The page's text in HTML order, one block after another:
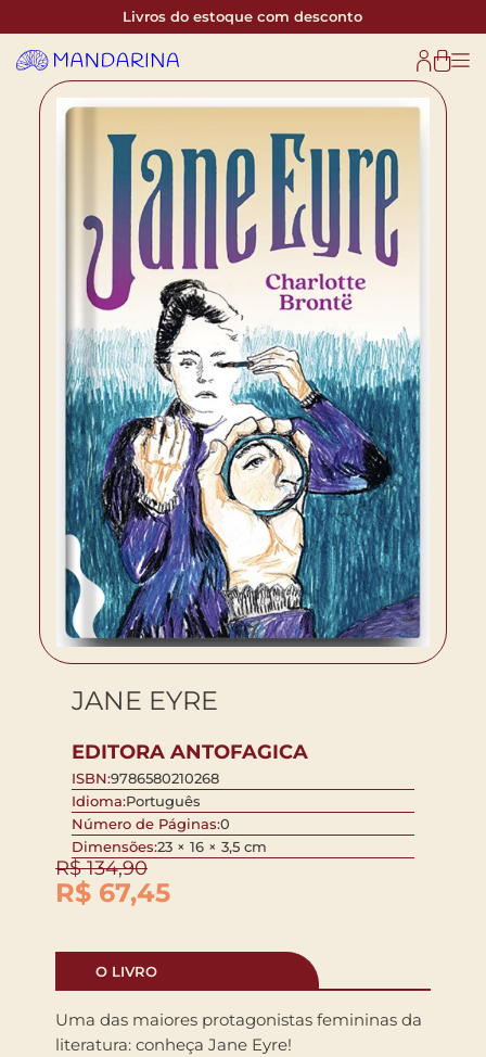
Livros do estoque com desconto
JANE EYRE
EDITORA ANTOFAGICA
ISBN:9786580210268
Idioma:Português
Número de Páginas:0
Dimensões:23 × 16 × 3,5 cm
R$134,90
R$ 67,45
O LIVRO
Uma das maiores protagonistas femininas da
literatura: conheça Jane Eyre!